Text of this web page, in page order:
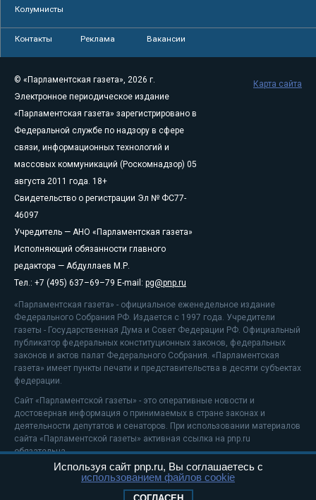
Колумнисты
Контакты Реклама Вакансии
© «Парламентская газета», 2026 г.
Электронное периодическое издание
«Парламентская газета» зарегистрировано в
Федеральной службе по надзору в сфере
связи, информационных технологий и
массовых коммуникаций (Роскомнадзор) 05
августа 2011 года. 18+
Свидетельство о регистрации Эл № ФС77-
46097
Учредитель — АНО «Парламентская газета»
Исполняющий обязанности главного
редактора — Абдуллаев М.Р.
Тел.: +7 (495) 637–69–79 E-mail: pg@pnp.ru
«Парламентская газета» - официальное еженедельное издание
Федерального Собрания РФ. Издается с 1997 года. Учредители
газеты - Государственная Дума и Совет Федерации РФ. Официальный
публикатор федеральных конституционных законов, федеральных
законов и актов палат Федерального Собрания. «Парламентская
газета» имеет пункты печати и представительства в десяти субъектах
федерации.
Сайт «Парламентской газеты» - это оперативные новости и
достоверная информация о принимаемых в стране законах и
деятельности депутатов и сенаторов. При использовании материалов
сайта «Парламентской газеты» активная ссылка на pnp.ru
обязательна.
На информационном ресурсе применяютсярекомендательные
Положение о защите персональных данных
Карта сайта
Используя сайт pnp.ru, Вы соглашаетесь с
использованием файлов cookie